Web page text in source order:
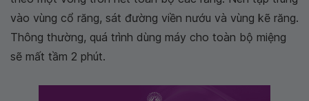
vào vùng cổ răng, sát đường viền nướu và vùng kẽ răng.
Thông thường, quá trình dùng máy cho toàn bộ miệng
sẽ mất tầm 2 phút.